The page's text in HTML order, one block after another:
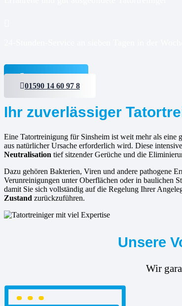
Jetzt anfragen
01590 14 60 97 8
Ihr zuverlässiger
Eine Tatortreinigung für Sinsheim ist weit mehr als eine
aus natürlicher Ursache erforderlich wird. Diese
Neutralisation tief sitzender Gerüche und die
Dazu gehören Bakterien, Viren und andere pathogene
Verunreinigungen unter Oberflächen oder in baulichen
damit Sie sich vollständig auf die Regelung Ihrer
Zustand zurückzuführen.
Unsere
Wir